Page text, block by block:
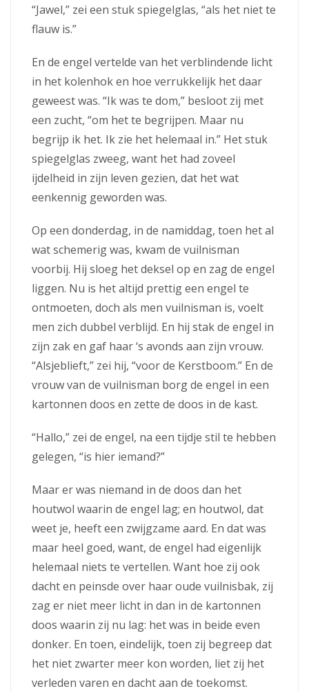
“Jawel,” zei een stuk spiegelglas, “als het niet te
flauw is.”
En de engel vertelde van het verblindende licht
in het kolenhok en hoe verrukkelijk het daar
geweest was. “Ik was te dom,” besloot zij met
een zucht, “om het te begrijpen. Maar nu
begrijp ik het. Ik zie het helemaal in.” Het stuk
spiegelglas zweeg, want het had zoveel
ijdelheid in zijn leven gezien, dat het wat
eenkennig geworden was.
Op een donderdag, in de namiddag, toen het al
wat schemerig was, kwam de vuilnisman
voorbij. Hij sloeg het deksel op en zag de engel
liggen. Nu is het altijd prettig een engel te
ontmoeten, doch als men vuilnisman is, voelt
men zich dubbel verblijd. En hij stak de engel in
zijn zak en gaf haar ‘s avonds aan zijn vrouw.
“Alsjeblieft,” zei hij, “voor de Kerstboom.” En de
vrouw van de vuilnisman borg de engel in een
kartonnen doos en zette de doos in de kast.
“Hallo,” zei de engel, na een tijdje stil te hebben
gelegen, “is hier iemand?”
Maar er was niemand in de doos dan het
houtwol waarin de engel lag; en houtwol, dat
weet je, heeft een zwijgzame aard. En dat was
maar heel goed, want, de engel had eigenlijk
helemaal niets te vertellen. Want hoe zij ook
dacht en peinsde over haar oude vuilnisbak, zij
zag er niet meer licht in dan in de kartonnen
doos waarin zij nu lag: het was in beide even
donker. En toen, eindelijk, toen zij begreep dat
het niet zwarter meer kon worden, liet zij het
verleden varen en dacht aan de toekomst.